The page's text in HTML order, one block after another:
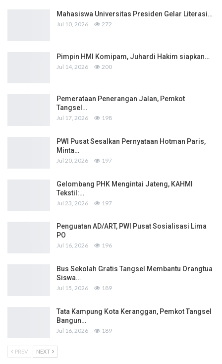
Mahasiswa Universitas Presiden Gelar Literasi…
Jul 10, 2026 272
Pimpin HMI Komipam, Juhardi Hakim siapkan…
Jul 14, 2026 200
Pemerataan Penerangan Jalan, Pemkot
Tangsel…
Jul 17, 2026 198
PWI Pusat Sesalkan Pernyataan Hotman Paris,
Minta…
Jul 20, 2026 197
Gelombang PHK Mengintai Jateng, KAHMI
Tekstil:…
Jul 23, 2026 197
Penguatan AD/ART, PWI Pusat Sosialisasi Lima
PO
Jul 16, 2026 196
Bus Sekolah Gratis Tangsel Membantu Orangtua
Siswa…
Jul 15, 2026 189
Tata Kampung Kota Keranggan, Pemkot Tangsel
Bangun…
Jul 16, 2026 189
PREV NEXT